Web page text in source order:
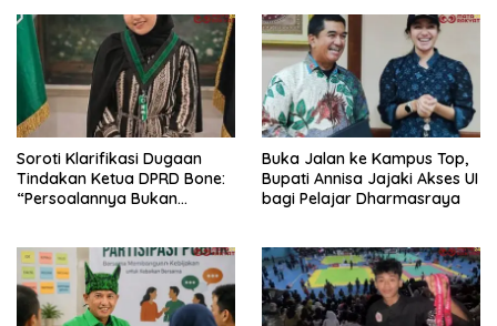
Soroti Klarifikasi Dugaan
Tindakan Ketua DPRD Bone:
“Persoalannya Bukan
Buka Jalan ke Kampus Top,
Bupati Annisa Jajaki Akses UI
bagi Pelajar Dharmasraya